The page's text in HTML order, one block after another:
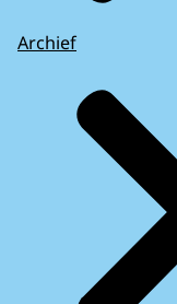
Archief